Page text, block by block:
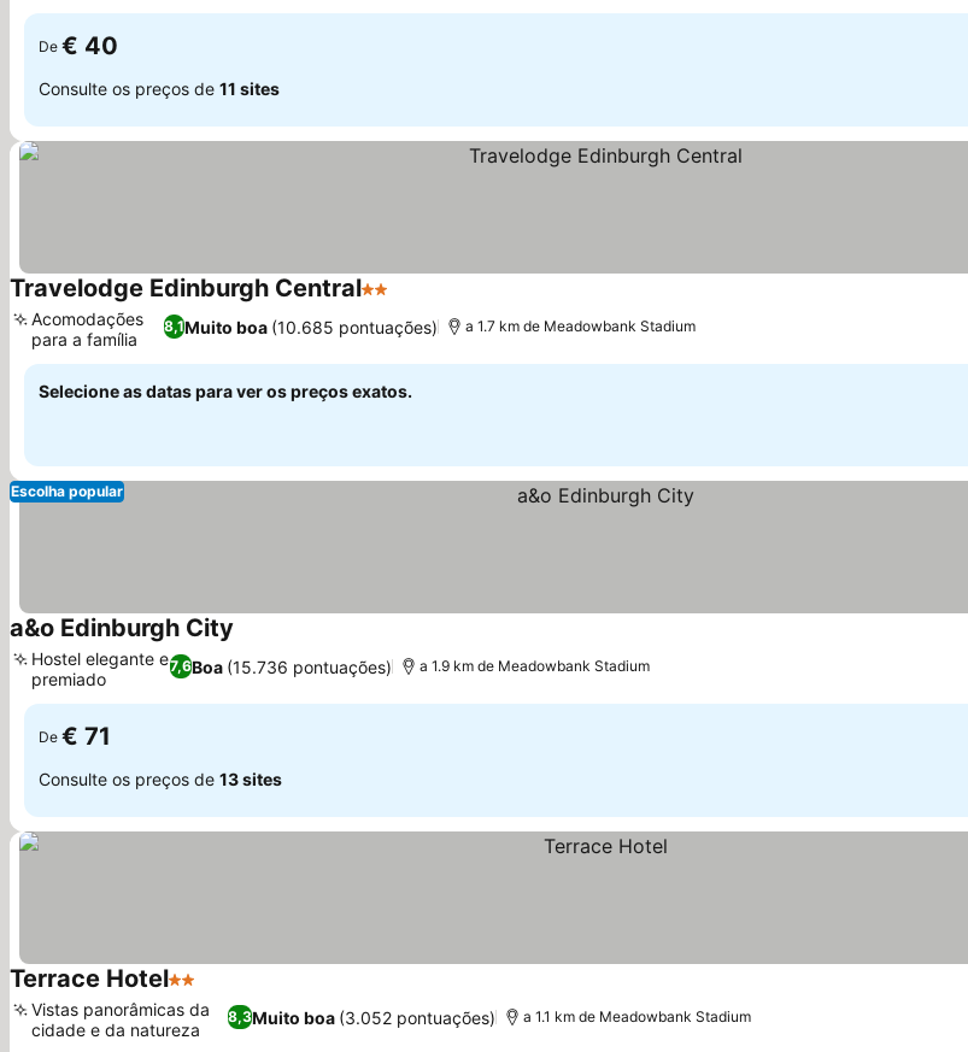
De € 40
Consulte os preços de 11 sites
Travelodge Edinburgh Central2 Estrelas
8,1Muito boa (10.685 pontuações)
Acomodações
para a família
a 1.7 km de Meadowbank Stadium
Selecione as datas para ver os preços exatos.
Escolha popular
a&o Edinburgh City
7,6Boa (15.736 pontuações)
Hostel elegante e
premiado
a 1.9 km de Meadowbank Stadium
De € 71
Consulte os preços de 13 sites
Terrace Hotel2 Estrelas
8,3Muito boa (3.052 pontuações)
Vistas panorâmicas da
cidade e da natureza
a 1.1 km de Meadowbank Stadium